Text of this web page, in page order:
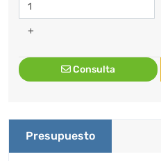
+
Consulta
Presupuesto